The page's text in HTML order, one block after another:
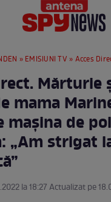
» EMISIUNI TV » Acces Direct. Mărturie șocantă făcută de mama
Mărturie
mama
mașina de
„Am strigat
la 18:27 Actualizat pe